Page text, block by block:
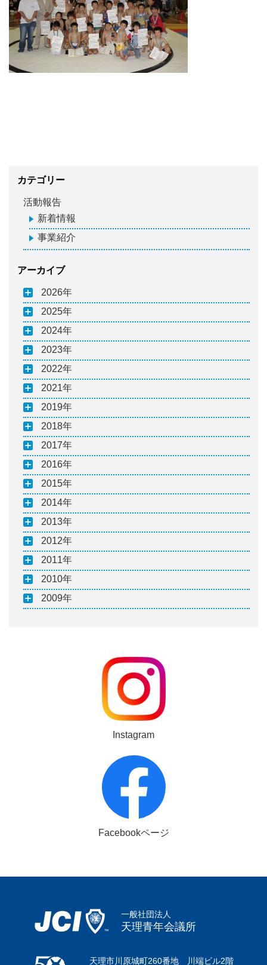
カテゴリー
活動報告
新着情報
事業紹介
アーカイブ
2026
2025
2024
2023
2022
2021
2019
2018
2017
2016
2015
2014
2013
2012
2011
2010
2009
Instagram
Facebookページ
一般社団法人
天理青年会議所
天理市川原城町260番地 川端ビル2階